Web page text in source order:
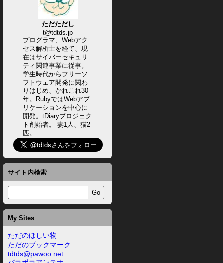
ただただし
t@tdtds.jp
プログラマ、Webアク
セス解析士を経て、現
在はサイバーセキュリ
ティ関連事業に従事。
学生時代からフリーソ
フトウェア開発に関わ
りはじめ、かれこれ30
年。RubyではWebアプ
リケーションを中心に
開発。tDiaryプロジェク
ト創始者。 妻1人、猫2
匹。
サイト内検索
My Sites
ただのほしい物
ただのブックマーク
tdtds@pawoo.net